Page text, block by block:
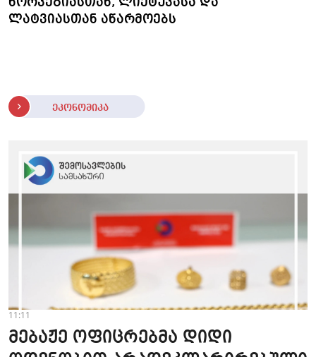
ლატვიასთან აწარმოებს
ეკონომიკა
11:11
მებაჟე ოფიცრებმა დიდი